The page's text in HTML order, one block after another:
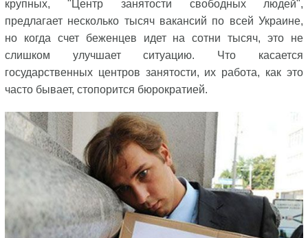
крупных, "Центр занятости свободных людей",
предлагает несколько тысяч вакансий по всей Украине,
но когда счет беженцев идет на сотни тысяч, это не
слишком улучшает ситуацию. Что касается
государственных центров занятости, их работа, как это
часто бывает, стопорится бюрократией.